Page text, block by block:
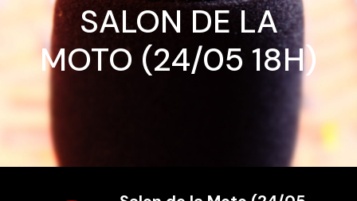
SALON DE LA
MOTO (24/05 18H)